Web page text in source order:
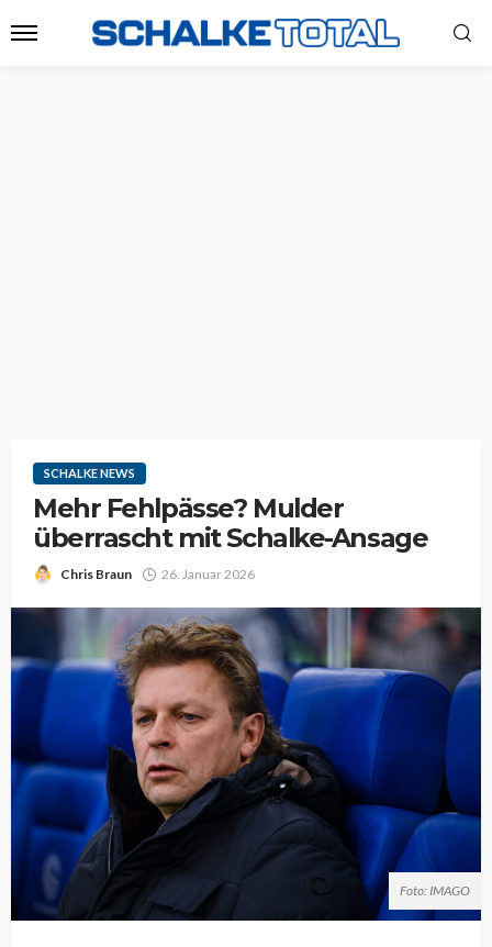
SCHALKE NEWS
Mehr Fehlpässe? Mulder
überrascht mit Schalke-Ansage
Chris Braun 26. Januar 2026
Foto: IMAGO